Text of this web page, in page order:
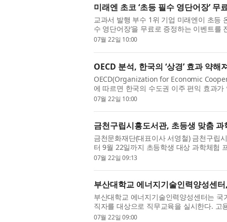
미래엔 초코 ‘초등 필수 영단어장’ 무
교과서 발행 부수 1위 기업 미래엔이 초등
수 영단어장’을 무료로 증정하는 이벤트
서 활용하기 어렵거나 무엇부터 공부해야
07월 22일 10:00
OECD 분석, 한국의 ‘상경’ 효과 약해
OECD(Organization for Economic
에 따르면 한국의 수도권 이주 편익 효과
(화) ‘KRIVET Issue Brief 325호(‘해설 자료
07월 22일 10:00
금천구립시흥도서관, 초등생 맞춤 과
금천문화재단(대표이사 서영철) 금천구립
터 9월 22일까지 초등학생 대상 과학체험
번 프로그램은 도서관의 독서·학습 기능을
07월 22일 09:13
부산대학교 에너지기술인력양성센
부산대학교 에너지기술인력양성센터는
직자를 대상으로 직무교육을 실시한다.
좌는 총 4개로, 고용보험에 가입된 근로자
07월 22일 09:00